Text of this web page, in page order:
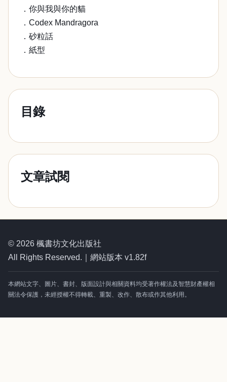
．你與我與你的貓
．Codex Mandragora
．砂粒話
．紙型
目錄
文章試閱
© 2026 楓書坊文化出版社
All Rights Reserved.｜網站版本 v1.82f
本網站文字、圖片、書封、版面設計與相關資料均受著作權法及智慧財產權相
關法令保護，未經授權不得轉載、重製、改作、散布或作其他利用。